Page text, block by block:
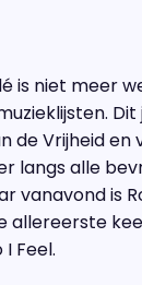
is niet meer
de Vrijheid en
langs alle
vanavond is
allereerste
Feel.